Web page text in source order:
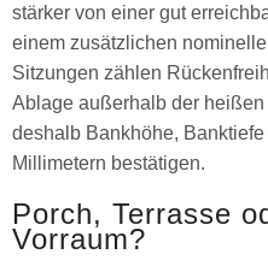
stärker von einer gut
einem zusätzlichen
Sitzungen zählen
Ablage außerhalb der
deshalb Bankhöhe,
Millimetern bestätigen.
Porch, Terrasse
Vorraum?